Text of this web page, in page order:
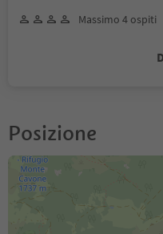
Massimo 4 ospiti
Posizione